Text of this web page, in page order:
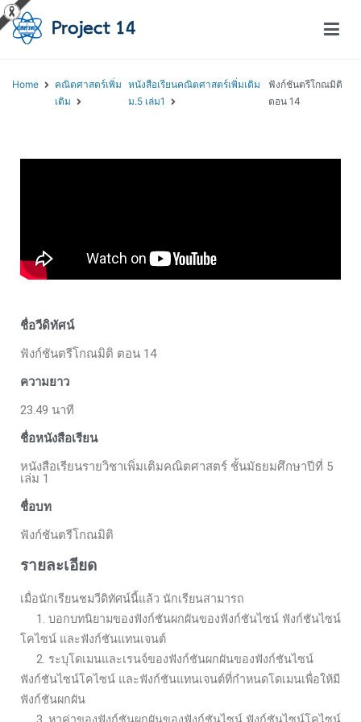
Home
คณิตศาสตร์เพิ่ม
เติม
หนังสือเรียนคณิตศาสตร์เพิ่มเติม
ม.5 เล่ม1
ฟังก์ชันตรีโกณมิติ
ตอน 14
ชื่อวีดิทัศน์
ฟังก์ชันตรีโกณมิติ ตอน 14
ความยาว
23.49 นาที
ชื่อหนังสือเรียน
หนังสือเรียนรายวิชาเพิ่มเติมคณิตศาสตร์ ชั้นมัธยมศึกษาปีที่ 5
เล่ม 1
ชื่อบท
ฟังก์ชันตรีโกณมิติ
รายละเอียด
เมื่อนักเรียนชมวีดิทัศน์นี้แล้ว นักเรียนสามารถ
1. บอกบทนิยามของฟังก์ชันผกผันของฟังก์ชันไซน์ ฟังก์ชันไซน์
โคไซน์ และฟังก์ชันแทนเจนต์
2. ระบุโดเมนและเรนจ์ของฟังก์ชันผกผันของฟังก์ชันไซน์
ฟังก์ชันไซน์โคไซน์ และฟังก์ชันแทนเจนต์ที่กำหนดโดเมนเพื่อให้มี
ฟังก์ชันผกผัน